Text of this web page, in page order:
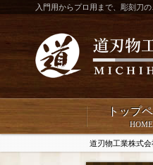
入門用からプロ用まで、彫刻刀
トップ
HOME
道刃物工業株式会